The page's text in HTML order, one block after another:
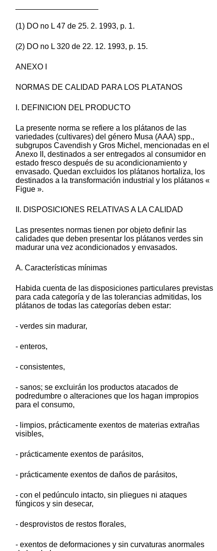
(1) DO no L 47 de 25. 2. 1993, p. 1.
(2) DO no L 320 de 22. 12. 1993, p. 15.
ANEXO I
NORMAS DE CALIDAD PARA LOS PLATANOS
I. DEFINICION DEL PRODUCTO
La presente norma se refiere a los plátanos de las
variedades (cultivares) del género Musa (AAA) spp.,
subgrupos Cavendish y Gros Michel, mencionadas en el
Anexo II, destinados a ser entregados al consumidor en
estado fresco después de su acondicionamiento y
envasado. Quedan excluidos los plátanos hortaliza, los
destinados a la transformación industrial y los plátanos «
Figue ».
II. DISPOSICIONES RELATIVAS A LA CALIDAD
Las presentes normas tienen por objeto definir las
calidades que deben presentar los plátanos verdes sin
madurar una vez acondicionados y envasados.
A. Características mínimas
Habida cuenta de las disposiciones particulares previstas
para cada categoría y de las tolerancias admitidas, los
plátanos de todas las categorías deben estar:
- verdes sin madurar,
- enteros,
- consistentes,
- sanos; se excluirán los productos atacados de
podredumbre o alteraciones que los hagan impropios
para el consumo,
- limpios, prácticamente exentos de materias extrañas
visibles,
- prácticamente exentos de parásitos,
- prácticamente exentos de daños de parásitos,
- con el pedúnculo intacto, sin pliegues ni ataques
fúngicos y sin desecar,
- desprovistos de restos florales,
- exentos de deformaciones y sin curvaturas anormales